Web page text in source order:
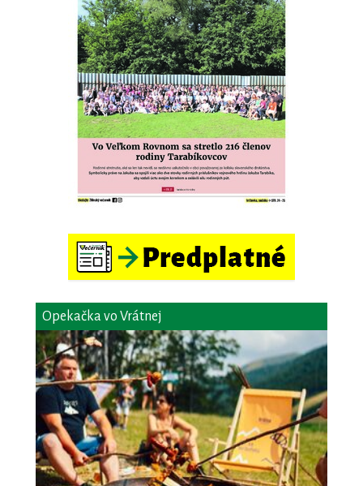
Opekačka vo Vrátnej